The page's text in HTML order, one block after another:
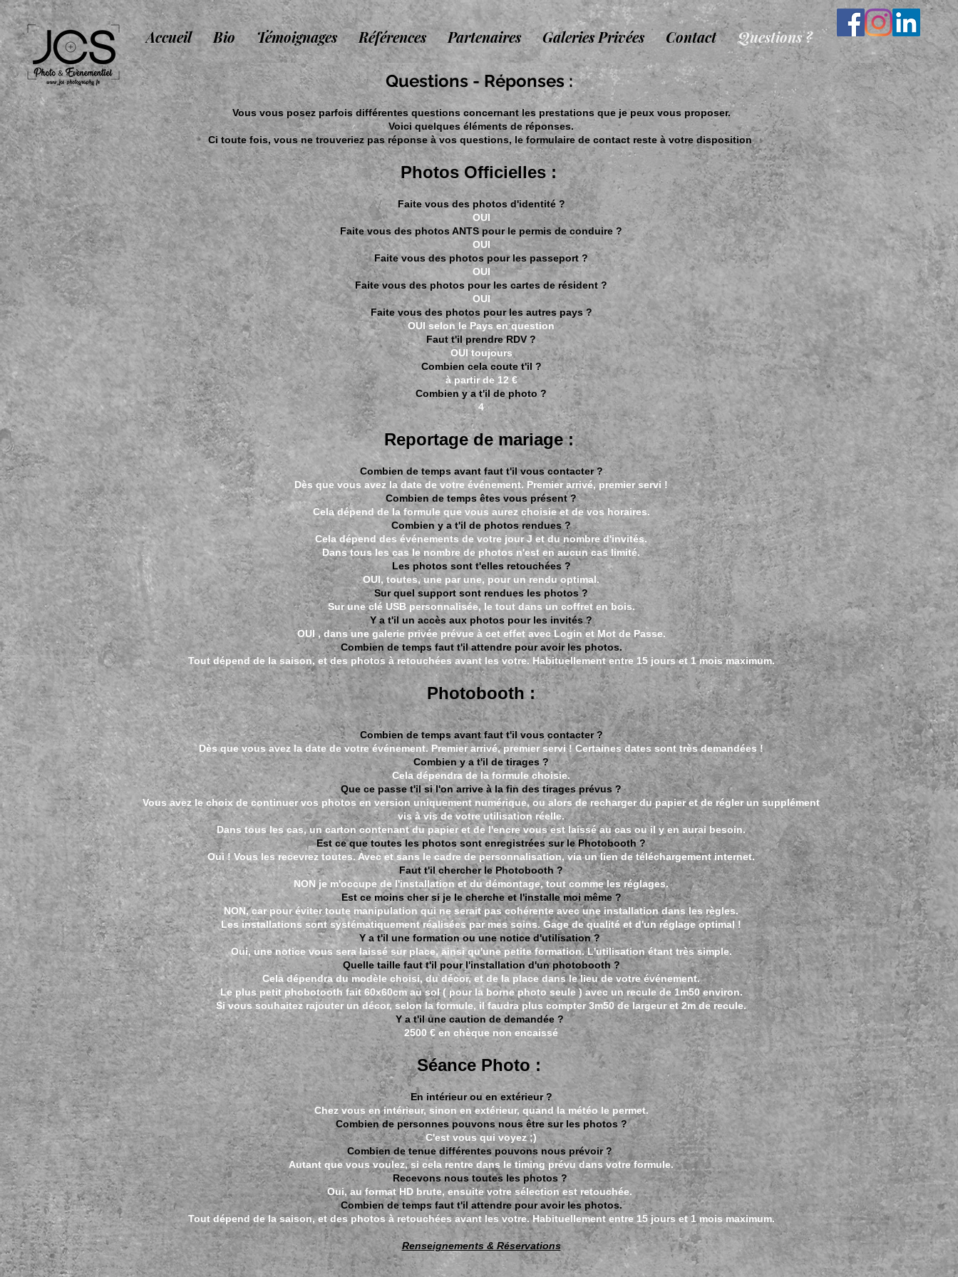
Accueil Bio Témoignages Références Partenaires Galeries Privées Contact Questions ?
Questions - Réponses :
Vous vous posez parfois différentes questions concernant les prestations que je peux vous proposer.
Voici quelques éléments de réponses.
Ci toute fois, vous ne trouveriez pas réponse à vos questions, le formulaire de contact reste à votre disposition
Photos Officielles :
Faite vous des photos d'identité ?
OUI
Faite vous des photos ANTS pour le permis de conduire ?
OUI
Faite vous des photos pour les passeport ?
OUI
Faite vous des photos pour les cartes de résident ?
OUI
Faite vous des photos pour les autres pays ?
OUI selon le Pays en question
Faut t'il prendre RDV ?
OUI toujours
Combien cela coute t'il ?
à partir de 12 €
Combien y a t'il de photo ?
4
Reportage de mariage :
Combien de temps avant faut t'il vous contacter ?
Dès que vous avez la date de votre événement. Premier arrivé, premier servi !
Combien de temps êtes vous présent ?
Cela dépend de la formule que vous aurez choisie et de vos horaires.
Combien y a t'il de photos rendues ?
Cela dépend des événements de votre jour J et du nombre d'invités.
Dans tous les cas le nombre de photos n'est en aucun cas limité.
Les photos sont t'elles retouchées ?
OUI, toutes, une par une, pour un rendu optimal.
Sur quel support sont rendues les photos ?
Sur une clé USB personnalisée, le tout dans un coffret en bois.
Y a t'il un accès aux photos pour les invités ?
OUI , dans une galerie privée prévue à cet effet avec Login et Mot de Passe.
Combien de temps faut t'il attendre pour avoir les photos.
Tout dépend de la saison, et des photos à retouchées avant les votre. Habituellement entre 15 jours et 1 mois maximum.
Photobooth :
Combien de temps avant faut t'il vous contacter ?
Dès que vous avez la date de votre événement. Premier arrivé, premier servi ! Certaines dates sont très demandées !
Combien y a t'il de tirages ?
Cela dépendra de la formule choisie.
Que ce passe t'il si l'on arrive à la fin des tirages prévus ?
Vous avez le choix de continuer vos photos en version uniquement numérique, ou alors de recharger du papier et de régler un supplément
vis à vis de votre utilisation réelle.
Dans tous les cas, un carton contenant du papier et de l'encre vous est laissé au cas ou il y en aurai besoin.
Est ce que toutes les photos sont enregistrées sur le Photobooth ?
Oui ! Vous les recevrez toutes. Avec et sans le cadre de personnalisation, via un lien de téléchargement internet.
Faut t'il chercher le Photobooth ?
NON je m'occupe de l'installation et du démontage, tout comme les réglages.
Est ce moins cher si je le cherche et l'installe moi même ?
NON, car pour éviter toute manipulation qui ne serait pas cohérente avec une installation dans les règles.
Les installations sont systématiquement réalisées par mes soins. Gage de qualité et d'un réglage optimal !
Y a t'il une formation ou une notice d'utilisation ?
Oui, une notice vous sera laissé sur place, ainsi qu'une petite formation. L'utilisation étant très simple.
Quelle taille faut t'il pour l'installation d'un photobooth ?
Cela dépendra du modèle choisi, du décor, et de la place dans le lieu de votre événement.
Le plus petit phobotooth fait 60x60cm au sol ( pour la borne photo seule )avec un recule de 1m50 environ.
Si vous souhaitez rajouter un décor, selon la formule, il faudra plus compter 3m50 de largeur et 2m de recule.
Y a t'il une caution de demandée ?
2500 € en chèque non encaissé
Séance Photo :
En intérieur ou en extérieur ?
Chez vous en intérieur, sinon en extérieur, quand la météo le permet.
Combien de personnes pouvons nous être sur les photos ?
C'est vous qui voyez ;)
Combien de tenue différentes pouvons nous prévoir ?
Autant que vous voulez, si cela rentre dans le timing prévu dans votre formule.
Recevons nous toutes les photos ?
Oui, au format HD brute, ensuite votre sélection est retouchée.
Combien de temps faut t'il attendre pour avoir les photos.
Tout dépend de la saison, et des photos à retouchées avant les votre. Habituellement entre 15 jours et 1 mois maximum.
Renseignements & Réservations